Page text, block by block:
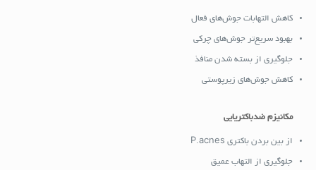
کاهش التهابات جوش‌های فعال
بهبود سریع‌تر جوش‌های چرکی
جلوگیری از بسته شدن منافذ
کاهش جوش‌های زیرپوستی
مکانیزم ضدباکتریایی
از بین بردن باکتری P.acnes
جلوگیری از التهاب عمیق